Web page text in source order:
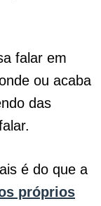
falar em
ou acaba
das
é do que a
próprios